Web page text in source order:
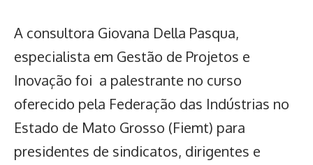
A consultora Giovana Della Pasqua,
especialista em Gestão de Projetos e
Inovação foi a palestrante no curso
oferecido pela Federação das Indústrias no
Estado de Mato Grosso (Fiemt) para
presidentes de sindicatos, dirigentes e